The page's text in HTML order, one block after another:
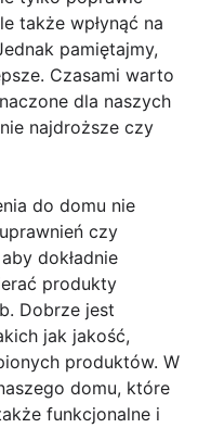
także wpłynąć na
pamiętajmy,
Czasami warto
dla naszych
najdroższe czy
do domu nie
czy
dokładnie
produkty
Dobrze jest
jak jakość,
produktów. W
domu, które
funkcjonalne i